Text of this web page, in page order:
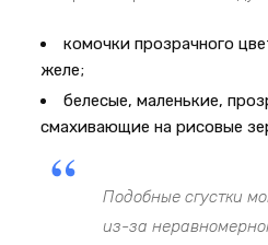
комочки прозрачного
желе;
белесые, маленькие,
смахивающие на рисовые
Подобные сгустки
из-за